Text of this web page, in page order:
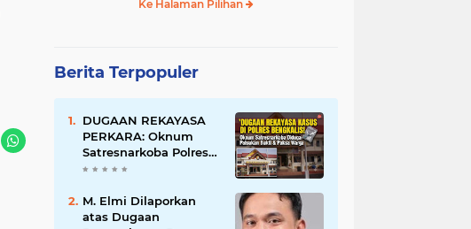
Ke Halaman Pilihan
Berita Terpopuler
DUGAAN REKAYASA
PERKARA: Oknum
Satresnarkoba Polres
Bengkalis Diduga
Hingga Paksa Warga
Hadir di TKP
M. Elmi Dilaporkan
atas Dugaan